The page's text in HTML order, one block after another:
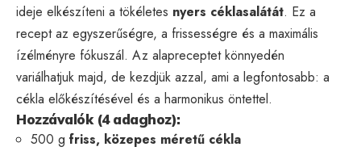
ideje elkészíteni a tökéletes nyers céklasalátát. Ez a
recept az egyszerűségre, a frissességre és a maximális
ízélményre fókuszál. Az alapreceptet könnyedén
variálhatjuk majd, de kezdjük azzal, ami a legfontosabb: a
cékla előkészítésével és a harmonikus öntettel.
Hozzávalók (4 adaghoz):
500 g friss, közepes méretű cékla